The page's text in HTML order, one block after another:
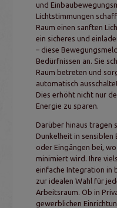
und
Lichtstimmungen
Raum einen sanften
ein sicheres und
– diese
Bedürfnissen an. Sie
Raum betreten und
automatisch
Dies erhöht nicht nur
Energie zu sparen.
Darüber hinaus tragen
Dunkelheit in sensiblen
oder Eingängen bei,
minimiert wird. Ihre
einfache Integration in
zur idealen Wahl für
Arbeitsraum. Ob in
gewerblichen